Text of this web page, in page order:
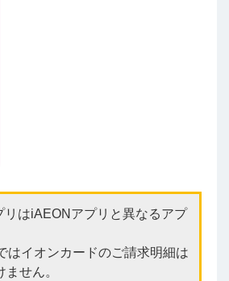
リはiAEONアプリと異なるアプ
はイオンカードのご請求明細は
せん。